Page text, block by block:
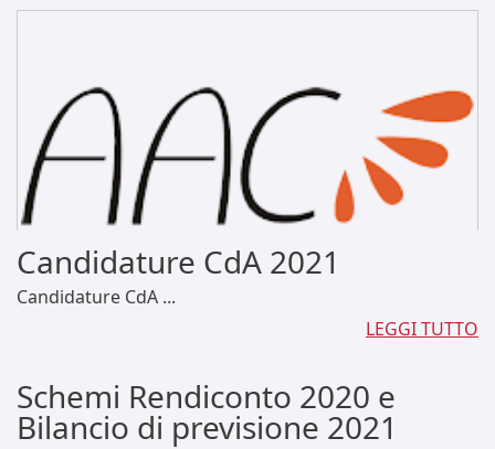
Candidature CdA 2021
Candidature CdA ...
LEGGI TUTTO
Schemi Rendiconto 2020 e
Bilancio di previsione 2021